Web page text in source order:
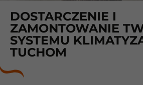
DOSTARCZENIE I
ZAMONTOWANIE
SYSTEMU
TUCHOM